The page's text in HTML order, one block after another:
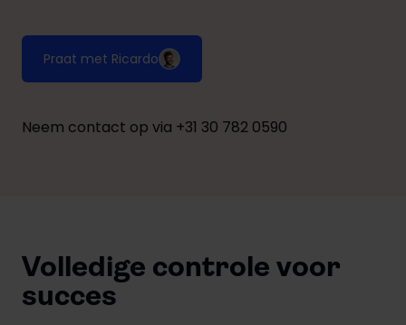
Praat met Ricardo
Neem contact op via +31 30 782 0590
Volledige controle voor
succes